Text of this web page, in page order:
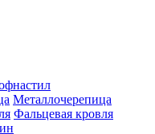
Металлочерепица
Фальцевая кровля